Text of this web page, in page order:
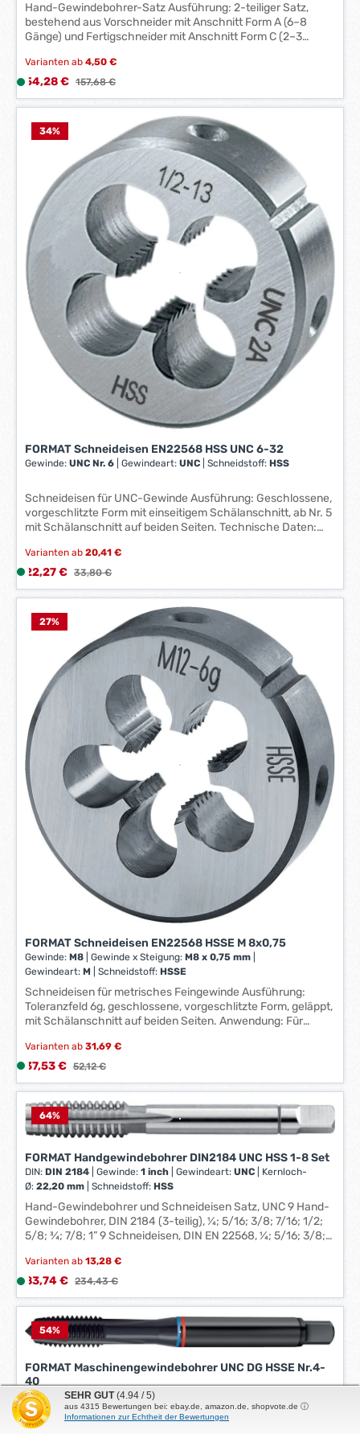
1
-
3
W
e
k
a
Hand-Gewindebohrer-Satz Ausführung: 2-teiliger Satz,
bestehend aus Vorschneider mit Anschnitt Form A (6–8
Gänge) und Fertigschneider mit Anschnitt Form C (2–3
13. Hersteller: Einkaufsbüro Deutscher Eisenhändler GmbH,
EDE Platz 1, 42389 Wuppertal, DE, +4920260960,
Varianten ab 4,50 €
Verkaufspreis:
L
i
t
3
W
*
*
54,28 € Regulärer Preis:
157,68 €
34%
FORMAT Schneideisen EN22568 HSS UNC 6-32
Gewinde:UNC Nr. 6 Gewindeart:UNC Schneidstoff:HSS
Schneideisen für UNC-Gewinde Ausführung: Geschlossene,
vorgeschlitzte Form mit einseitigem Schälanschnitt, ab Nr. 5
mit Schälanschnitt auf beiden Seiten. Technische Daten:
UNC Gewinde UNF Zoll: 5/16 - 24 Gewinde: UNC 5/16
Schneidstoff: HSS Stähle bis 850 N/mm²: 9 UNC Gänge auf
Varianten ab 20,41 €
Verkaufspreis:
L
i
t
:
1
-
3
W
*
*
22,27 € Regulärer Preis:
33,80 €
27%
FORMAT Schneideisen EN22568 HSSE M 8x0,75
Gewinde:M8 Gewinde x Steigung:M8 x 0,75 mm
Gewindeart:M Schneidstoff:HSSE
Schneideisen für metrisches Feingewinde Ausführung:
Toleranzfeld 6g, geschlossene, vorgeschlitzte Form, geläppt,
mit Schälanschnitt auf beiden Seiten. Anwendung: Für
Außen-Ø x Höhe: 55 x 16 mm Gewindeart: M Gewinde x
Steigung: M24 x 1,50 mm Gewinde: M24 Rost- und
Stähle bis 1000 N/mm²: 5 Stähle bis 850 N/mm²: 9
Varianten ab 31,69 €
Verkaufspreis:
L
i
e
f
e
r
z
e
i
t
:
-
3
W
e
r
t
a
g
e
37,53 € Regulärer Preis:
52,12 €
64%
FORMAT Handgewindebohrer DIN2184 UNC HSS 1-8 Set
DIN:DIN 2184 Gewinde:1 inch Gewindeart:UNC
Ø:22,20 mm Schneidstoff:HSS
Hand-Gewindebohrer und Schneideisen Satz, UNC 9 Hand-
Gewindebohrer, DIN 2184 (3-teilig), ¼; 5/16; 3/8; 7/16; 1/2;
5/8; ¾; 7/8; 1” 9 Schneideisen, DIN EN 22568, ¼; 5/16; 3/8;
Schneideisenhalter, DIN 225, 20x7; 25x9; 30x11; 38x14;
45x18; 55x22 1 Schraubendreher 1 Gewindelehre Hersteller:
42389 Wuppertal, DE, +4920260960, webkontakt@ede.de
Varianten ab 13,28 €
Verkaufspreis:
L
i
f
r
z
e
i
83,74 € Regulärer Preis:
234,43 €
54%
FORMAT Maschinengewindebohrer UNC DG HSSE Nr.4-
40
DIN:DIN 371/376| Gewinde:
Schneidstoff:HSSE
Durchgangsloch-Maschinengewindebohrer Anwendung:
SEHR GUT (4.94 / 5)
aus 4315 Bewertungen bei: ebay.de, amazon.de, shopvote.de ⓘ
Informationen zur Echtheit der Bewertungen